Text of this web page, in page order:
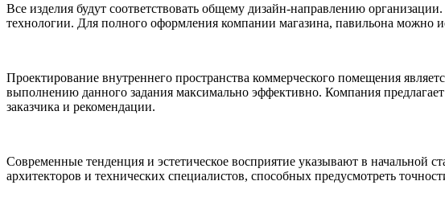
Все изделия будут соответствовать общему дизайн-направлению
технологии. Для полного оформления компании магазина, павильона можно
Проектирование внутреннего пространства коммерческого помещения
выполнению данного задания максимально эффективно. Компания
заказчика и рекомендации.
Современные тенденция и эстетическое восприятие указывают в начальной
архитекторов и технических специалистов, способных предусмотреть